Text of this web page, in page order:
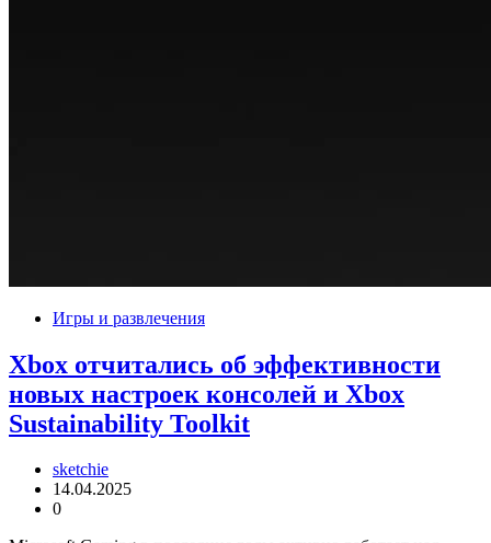
Игры и развлечения
Xbox отчитались об эффективности
новых настроек консолей и Xbox
Sustainability Toolkit
sketchie
14.04.2025
0